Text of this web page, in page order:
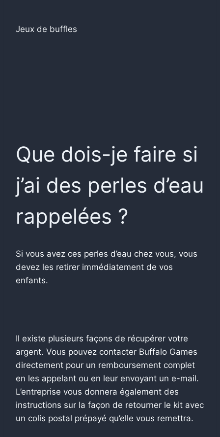
Jeux de buffles
Que dois-je faire si
j’ai des perles d’eau
rappelées ?
Si vous avez ces perles d’eau chez vous, vous
devez les retirer immédiatement de vos
enfants.
Il existe plusieurs façons de récupérer votre
argent. Vous pouvez contacter Buffalo Games
directement pour un remboursement complet
en les appelant ou en leur envoyant un e-mail.
L’entreprise vous donnera également des
instructions sur la façon de retourner le kit avec
un colis postal prépayé qu’elle vous remettra.